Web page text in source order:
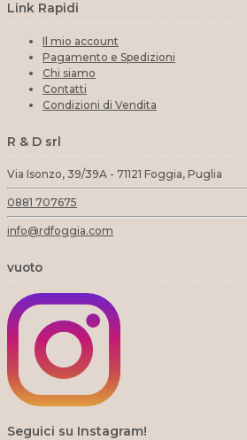
Link Rapidi
Il mio account
Pagamento e Spedizioni
Chi siamo
Contatti
Condizioni di Vendita
R & D srl
Via Isonzo, 39/39A - 71121 Foggia, Puglia
0881 707675
info@rdfoggia.com
vuoto
Seguici su Instagram!